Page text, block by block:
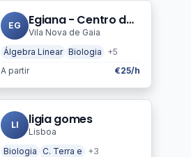
EG Egiana - Centro de Estudos
Vila Nova de Gaia
Álgebra Linear Biologia
+5
A partir
€25/h
LI ligia gomes
Lisboa
Biologia
C. Terra e
+3